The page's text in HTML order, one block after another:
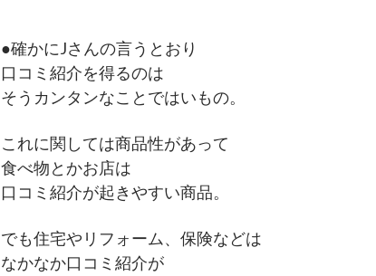
●確かにJさんの言うとおり
口コミ紹介を得るのは
そうカンタンなことではいもの。
これに関しては商品性があって
食べ物とかお店は
口コミ紹介が起きやすい商品。
でも住宅やリフォーム、保険などは
なかなか口コミ紹介が